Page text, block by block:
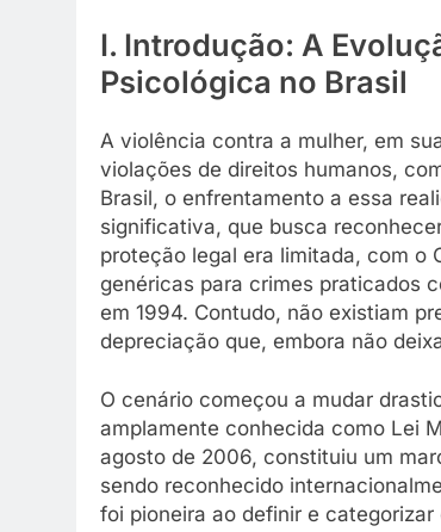
I. Introdução: A
Psicológica no Brasil
A violência contra a mulher, em
violações de direitos humanos,
Brasil, o enfrentamento a essa
significativa, que busca
proteção legal era limitada, com o
genéricas para crimes praticados
em 1994. Contudo, não existiam
depreciação que, embora não
O cenário começou a mudar
amplamente conhecida como Lei
agosto de 2006, constituiu um
sendo reconhecido
foi pioneira ao definir e